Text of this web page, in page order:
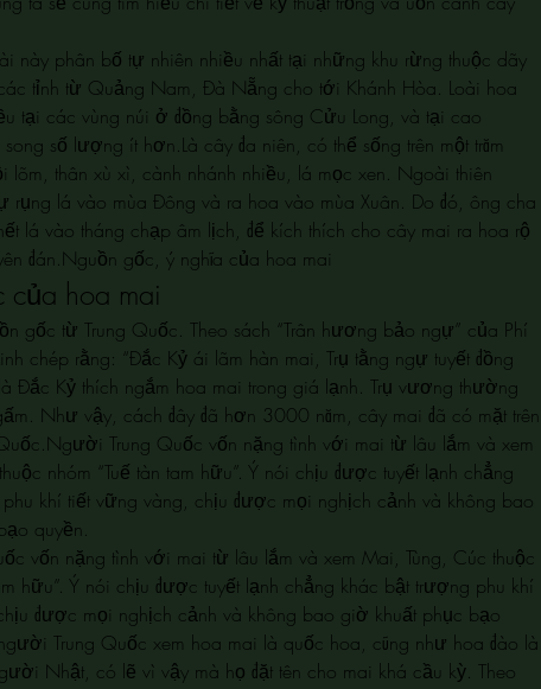
này phân bố tự nhiên nhiều nhất tại những khu rừng thuộc dãy
tỉnh từ Quảng Nam, Đà Nẵng cho tới Khánh Hòa. Loài hoa
tại các vùng núi ở đồng bằng sông Cửu Long, và tại cao
số lượng ít hơn.Là cây đa niên, có thể sống trên một trăm
lõm, thân xù xì, cành nhánh nhiều, lá mọc xen. Ngoài thiên
rụng lá vào mùa Đông và ra hoa vào mùa Xuân. Do đó, ông cha
lá vào tháng chạp âm lịch, để kích thích cho cây mai ra hoa rộ
đán.Nguồn gốc, ý nghĩa của hoa mai
hoa mai
gốc từ Trung Quốc. Theo sách “Trân hương bảo ngự” của Phí
chép rằng: “Đắc Kỷ ái lãm hàn mai, Trụ tằng ngự tuyết đồng
Đắc Kỷ thích ngắm hoa mai trong giá lạnh. Trụ vương thường
Như vậy, cách đây đã hơn 3000 năm, cây mai đã có mặt trên
Trung Quốc vốn nặng tình với mai từ lâu lắm và xem
nhóm “Tuế tàn tam hữu”. Ý nói chịu được tuyết lạnh chẳng
khí tiết vững vàng, chịu được mọi nghịch cảnh và không bao
quyền.
vốn nặng tình với mai từ lâu lắm và xem Mai, Tùng, Cúc thuộc
hữu”. Ý nói chịu được tuyết lạnh chẳng khác bật trượng phu khí
được mọi nghịch cảnh và không bao giờ khuất phục bạo
Trung Quốc xem hoa mai là quốc hoa, cũng như hoa đào là
Nhật, có lẽ vì vậy mà họ đặt tên cho mai khá cầu kỳ. Theo